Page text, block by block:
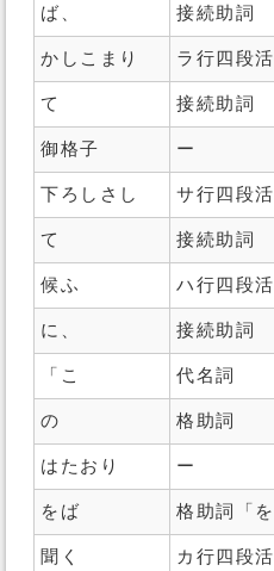
ば、 接続助詞
かしこまり ラ行四段
て 接続助詞
御格子 ー
下ろしさし サ行四段
て 接続助詞
候ふ ハ行四段
に、 接続助詞
「こ 代名詞
の 格助詞
はたおり ー
をば 格助詞「
聞く カ行四段